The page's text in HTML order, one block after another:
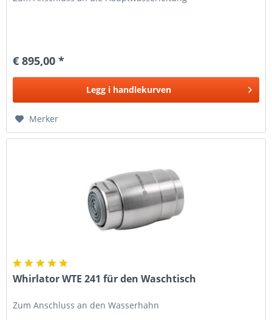
€ 895,00 *
Legg i handlekurven
Merker
Whirlator WTE 241 für den Waschtisch
Zum Anschluss an den Wasserhahn